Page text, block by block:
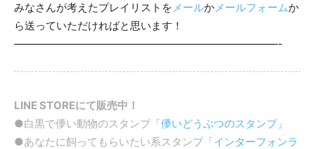
みなさんが考えたプレイリストをメールかメールフォームか
ら送っていただければと思います！
—————————————————————————-
LINE STOREにて販売中！
●白黒で儚い動物のスタンプ「儚いどうぶつのスタンプ」
●あなたに飼ってもらいたい系スタンプ「インターフォンラ